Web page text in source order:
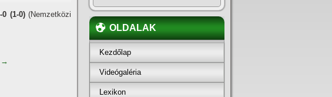
0 (1-0)(Nemzetközi
→
OLDALAK
Kezdőlap
Videógaléria
Lexikon